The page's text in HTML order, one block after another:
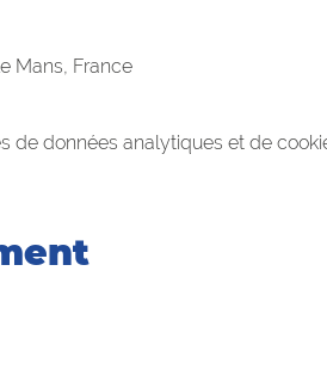
Mans, France
de données analytiques et de